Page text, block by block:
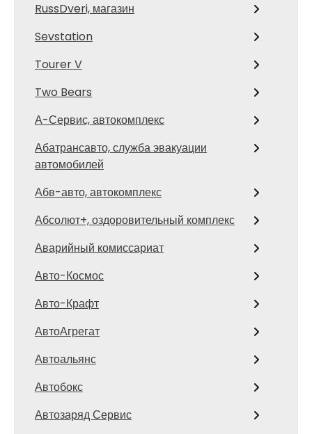
RussDveri, магазин
Sevstation
Tourer V
Two Bears
А-Сервис, автокомплекс
Абатрансавто, служба эвакуации
автомобилей
Абв-авто, автокомплекс
Абсолют+, оздоровительный комплекс
Аварийный комиссариат
Авто-Космос
Авто-Крафт
АвтоАгрегат
Автоальянс
Автобокс
Автозаряд Сервис